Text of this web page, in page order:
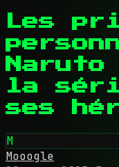
Les
la
ses
M
Mooogle